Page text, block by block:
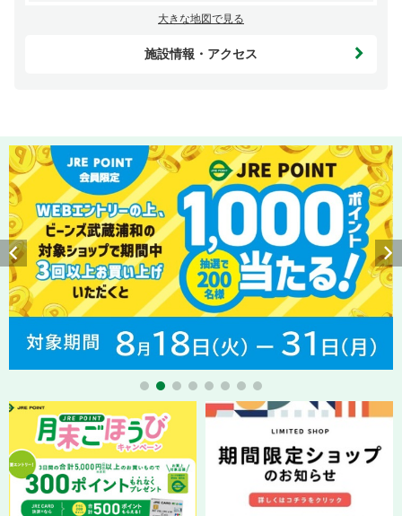
大きな地図で見る
施設情報・アクセス